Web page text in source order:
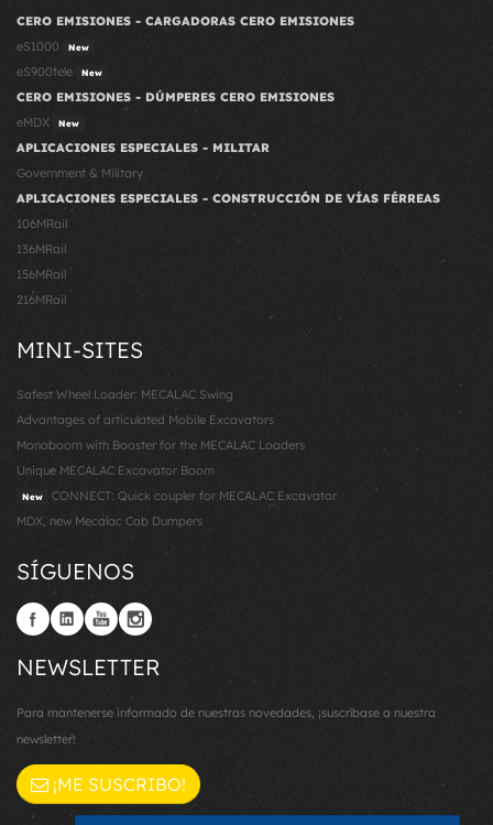
CERO EMISIONES - CARGADORAS CERO EMISIONES
eS1000
New
eS900tele New
CERO EMISIONES - DÚMPERES CERO EMISIONES
eMDX
New
APLICACIONES ESPECIALES - MILITAR
Government & Military
APLICACIONES ESPECIALES - CONSTRUCCIÓN DE VÍAS FÉRREAS
106MRail
136MRail
156MRail
216MRail
MINI-SITES
Safest Wheel Loader: MECALAC Swing
Advantages of articulated Mobile Excavators
Monoboom with Booster for the MECALAC Loaders
Unique MECALAC Excavator Boom
New
CONNECT: Quick coupler for MECALAC Excavator
MDX, new Mecalac Cab Dumpers
SÍGUENOS
NEWSLETTER
Para mantenerse informado de nuestras novedades, ¡suscríbase a nuestra
newsletter!
¡ME SUSCRIBO!